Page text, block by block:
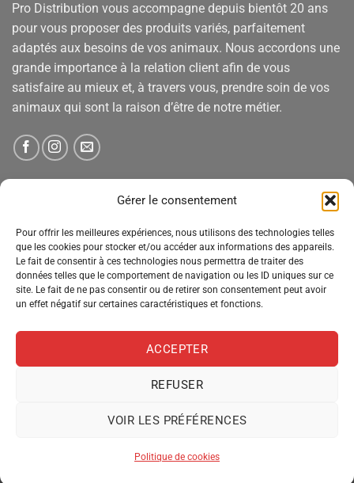
Gérer le consentement
Pour offrir les meilleures expériences, nous utilisons des technologies telles
que les cookies pour stocker et/ou accéder aux informations des appareils.
Le fait de consentir à ces technologies nous permettra de traiter des
données telles que le comportement de navigation ou les ID uniques sur ce
site. Le fait de ne pas consentir ou de retirer son consentement peut avoir
un effet négatif sur certaines caractéristiques et fonctions.
ACCEPTER
REFUSER
VOIR LES PRÉFÉRENCES
Politique de cookies
Pro Distribution vous accompagne depuis bientôt 20 ans
pour vous proposer des produits variés, parfaitement
adaptés aux besoins de vos animaux. Nous accordons une
grande importance à la relation client afin de vous
satisfaire au mieux et, à travers vous, prendre soin de vos
animaux qui sont la raison d’être de notre métier.
Tenez-vous informé des nouveautés, des offres spéciales
et des remises.
Copyright 2026 ©Pro Distribution